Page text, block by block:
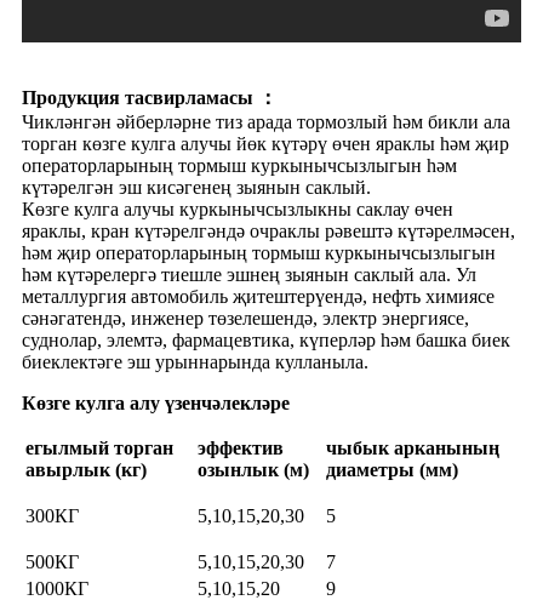
Продукция тасвирламасы ：
Чикләнгән әйберләрне тиз арада тормозлый һәм бикли ала
торган көзге кулга алучы йөк күтәрү өчен яраклы һәм җир
операторларының тормыш куркынычсызлыгын һәм
күтәрелгән эш кисәгенең зыянын саклый.
Көзге кулга алучы куркынычсызлыкны саклау өчен
яраклы, кран күтәрелгәндә очраклы рәвештә күтәрелмәсен,
һәм җир операторларының тормыш куркынычсызлыгын
һәм күтәрелергә тиешле эшнең зыянын саклый ала. Ул
металлургия автомобиль җитештерүендә, нефть химиясе
сәнәгатендә, инженер төзелешендә, электр энергиясе,
суднолар, элемтә, фармацевтика, күперләр һәм башка биек
биеклектәге эш урыннарында кулланыла.
Көзге кулга алу үзенчәлекләре
егылмый торган
авырлык (кг)
эффектив
озынлык (м)
чыбык арканының
диаметры (мм)
300КГ 5,10,15,20,30 5
500КГ 5,10,15,20,30
7
1000КГ
5,10,15,20
9